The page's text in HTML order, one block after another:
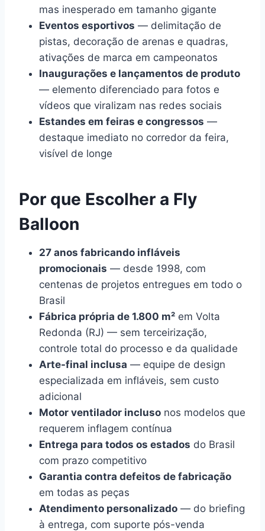
mas inesperado em tamanho gigante
Eventos esportivos — delimitação de
pistas, decoração de arenas e quadras,
ativações de marca em campeonatos
Inaugurações e lançamentos de produto
— elemento diferenciado para fotos e
vídeos que viralizam nas redes sociais
Estandes em feiras e congressos —
destaque imediato no corredor da feira,
visível de longe
Por que Escolher a Fly
Balloon
27 anos fabricando infláveis
promocionais — desde 1998, com
centenas de projetos entregues em todo o
Brasil
Fábrica própria de 1.800 m² em Volta
Redonda (RJ) — sem terceirização,
controle total do processo e da qualidade
Arte-final inclusa — equipe de design
especializada em infláveis, sem custo
adicional
Motor ventilador incluso nos modelos que
requerem inflagem contínua
Entrega para todos os estados do Brasil
com prazo competitivo
Garantia contra defeitos de fabricação
em todas as peças
Atendimento personalizado — do briefing
à entrega, com suporte pós-venda